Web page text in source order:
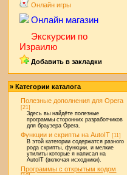
Онлайн игры
Онлайн магазин
Экскурсии по
Израилю
Добавить в закладки
» Категории каталога
Полезные дополнения для Opera
[21]
Здесь вы найдёте полезные
программы сторонних разработчиков
для браузера Opera.
Функции и скрипты на AutoIT [11]
В этой категории содержатся разного
рода скрипты, функции, и мелкие
утилиты которые я написал на
AutoIT (включая исходники).
Программы с открытым кодом